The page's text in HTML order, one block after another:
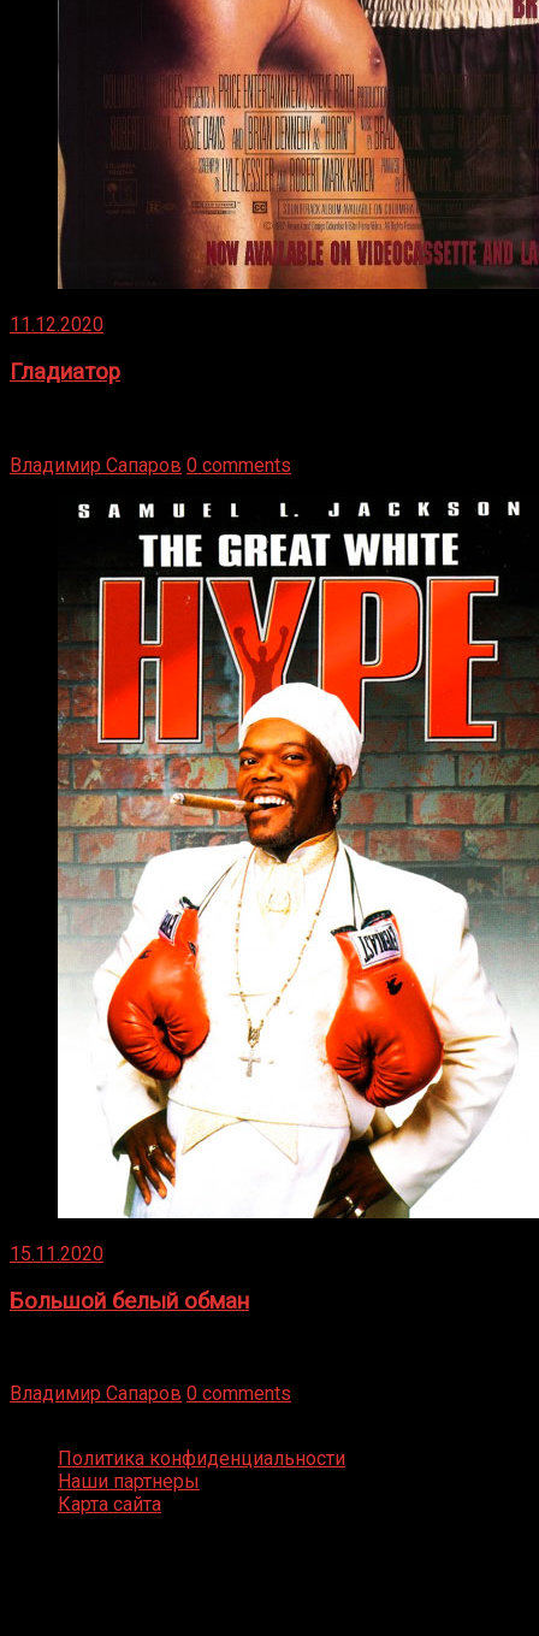
11.12.2020
Гладиатор
Владимир Сапаров 0 comments
15.11.2020
Большой белый обман
Владимир Сапаров 0 comments
Политика конфиденциальности
Наши партнеры
Карта сайта